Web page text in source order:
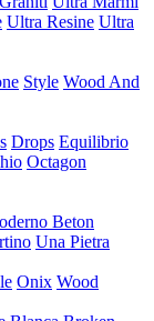
Ultra Resine Ultra
Style Wood And
Drops Equilibrio
Octagon
Beton
Una Pietra
Onix Wood